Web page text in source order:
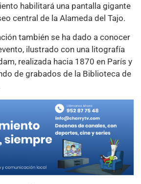
habilitará una pantalla gigante
central de la Alameda del Tajo.
también se ha dado a conocer
ilustrado con una litografía
realizada hacia 1870 en París y
de grabados de la Biblioteca de